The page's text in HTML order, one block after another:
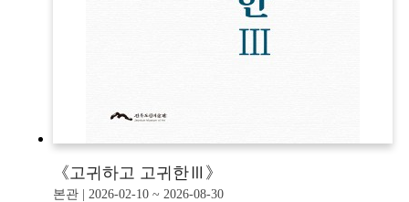
《고귀하고 고귀한Ⅲ》
본관 | 2026-02-10 ~ 2026-08-30